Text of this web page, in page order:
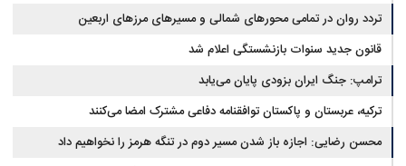
تردد روان در تمامی محورهای شمالی و مسیرهای مرزهای اربعین
قانون جدید سنوات بازنشستگی اعلام شد
ترامپ: جنگ ایران بزودی پایان می‌یابد
ترکیه، عربستان و پاکستان توافقنامه دفاعی مشترک امضا می‌کنند
محسن رضایی: اجازه باز شدن مسیر دوم در تنگه هرمز را نخواهیم داد